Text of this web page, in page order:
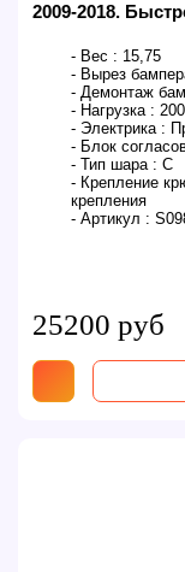
2009-2018.
- Вес : 15,75
- Вырез
- Демонтаж
- Нагрузка :
- Электрика :
- Блок
- Тип шара : C
- Крепление
крепления
- Артикул :
25200 руб